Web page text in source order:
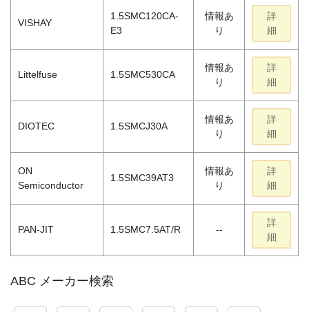
VISHAY
1.5SMC120CA-
E3
情報あ
り
詳
細
Littelfuse 1.5SMC530CA
情報あ
り
詳
細
DIOTEC 1.5SMCJ30A
情報あ
り
詳
細
ON
Semiconductor
1.5SMC39AT3
情報あ
り
詳
細
PAN-JIT 1.5SMC7.5AT/R --
詳
細
ABC メーカー検索